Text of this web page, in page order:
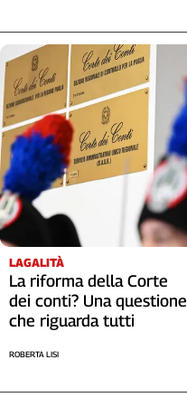
LAGALITÀ
La riforma della Corte
dei conti? Una questione
che riguarda tutti
ROBERTA LISI